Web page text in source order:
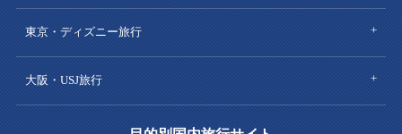
東京・ディズニー旅行
大阪・USJ旅行